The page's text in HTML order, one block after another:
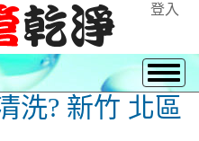
登入
洗? 新竹 北區